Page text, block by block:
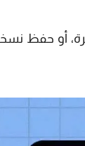
أو حفظ نسخة